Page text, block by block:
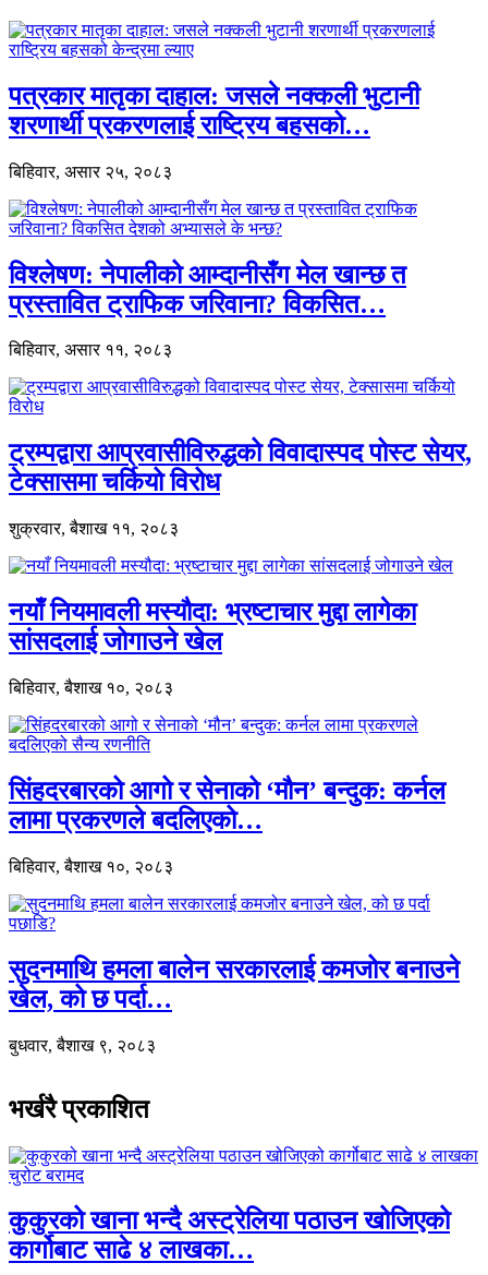
पत्रकार मातृका दाहाल: जसले नक्कली भुटानी
शरणार्थी प्रकरणलाई राष्ट्रिय बहसको…
बिहिवार, असार २५, २०८३
विश्लेषण: नेपालीको आम्दानीसँग मेल खान्छ त
प्रस्तावित ट्राफिक जरिवाना? विकसित…
बिहिवार, असार ११, २०८३
ट्रम्पद्वारा आप्रवासीविरुद्धको विवादास्पद पोस्ट सेयर,
टेक्सासमा चर्कियो विरोध
शुक्रवार, बैशाख ११, २०८३
नयाँ नियमावली मस्यौदा: भ्रष्टाचार मुद्दा लागेका
सांसदलाई जोगाउने खेल
बिहिवार, बैशाख १०, २०८३
सिंहदरबारको आगो र सेनाको ‘मौन’ बन्दुक: कर्नल
लामा प्रकरणले बदलिएको…
बिहिवार, बैशाख १०, २०८३
सुदनमाथि हमला बालेन सरकारलाई कमजोर बनाउने
खेल, को छ पर्दा…
बुधवार, बैशाख ९, २०८३
भर्खरै प्रकाशित
कुकुरको खाना भन्दै अस्ट्रेलिया पठाउन खोजिएको
कार्गोबाट साढे ४ लाखका…